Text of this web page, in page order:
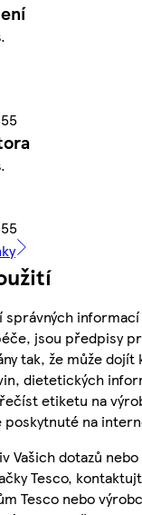
správných
jsou předpisy
tak, že může dojít
dietetických
etiketu na
poskytnuté na
Vašich dotazů
Tesco,
Tesco nebo